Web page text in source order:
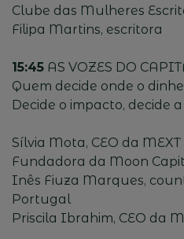
Clube das Mulheres
Filipa Martins, escritora
15:45 AS VOZES DO
Quem decide onde o
Decide o impacto, decide
Sílvia Mota, CEO da
Fundadora da Moon
Inês Fiuza Marques,
Portugal
Priscila Ibrahim, CEO da